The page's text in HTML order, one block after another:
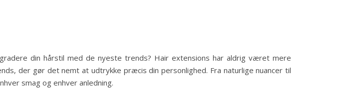
din hårstil med de nyeste trends? Hair extensions har aldrig været mere
der gør det nemt at udtrykke præcis din personlighed. Fra naturlige nuancer til
smag og enhver anledning.